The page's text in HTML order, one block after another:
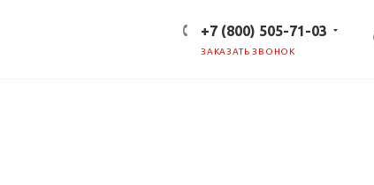
+7 (800) 505-71-03
ЗАКАЗАТЬ ЗВОНОК